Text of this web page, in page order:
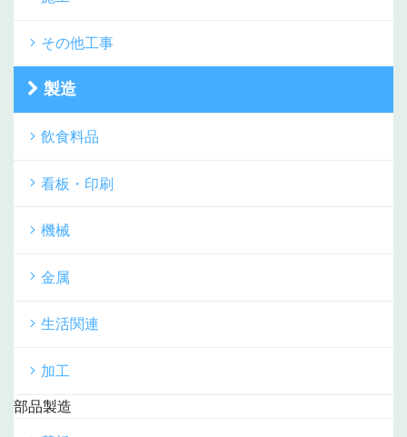
その他工事
製造
飲食料品
看板・印刷
機械
金属
生活関連
加工
部品製造